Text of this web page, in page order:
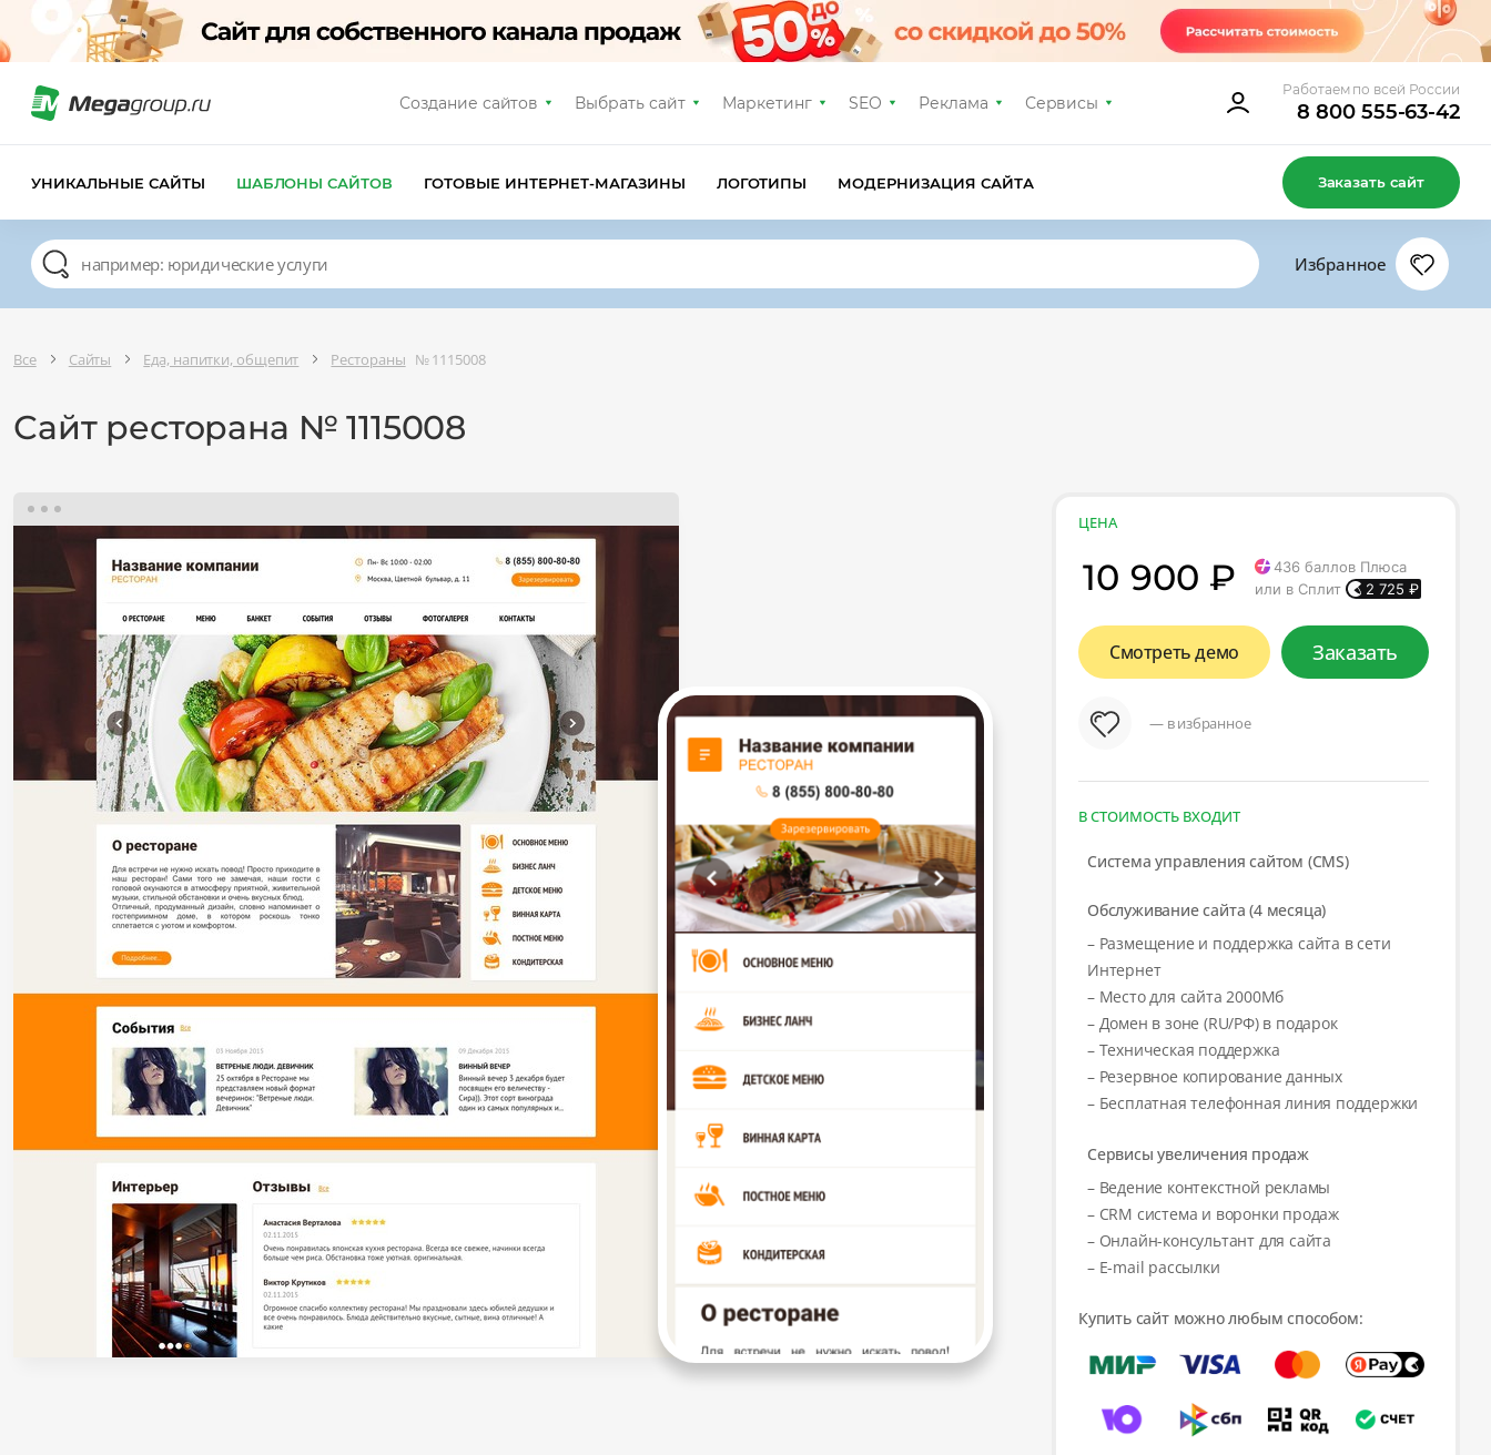
Создание сайтов Выбрать сайт Маркетинг SEO Реклама Сервисы
Работаем по всей России
8 800 555-63-42
УНИКАЛЬНЫЕ САЙТЫ ШАБЛОНЫ САЙТОВ ГОТОВЫЕ ИНТЕРНЕТ-МАГАЗИНЫ ЛОГОТИПЫ МОДЕРНИЗАЦИЯ САЙТА Заказать сайт
Избранное
Все Сайты Еда, напитки, общепит Рестораны № 1115008
Сайт ресторана № 1115008
ЦЕНА
10 900 ₽ 436баллов Плюса
или в Сплит
2 725 ₽
Смотреть демо Заказать
— в избранное
В СТОИМОСТЬ ВХОДИТ
Система управления сайтом (CMS)
Обслуживание сайта (4 месяца)
– Размещение и поддержка сайта в сети
Интернет
– Место для сайта 2000Мб
– Домен в зоне (RU/РФ) в подарок
– Техническая поддержка
– Резервное копирование данных
– Бесплатная телефонная линия поддержки
Сервисы увеличения продаж
– Ведение контекстной рекламы
– CRM система и воронки продаж
– Онлайн-консультант для сайта
– E-mail рассылки
Купить сайт можно любым способом: